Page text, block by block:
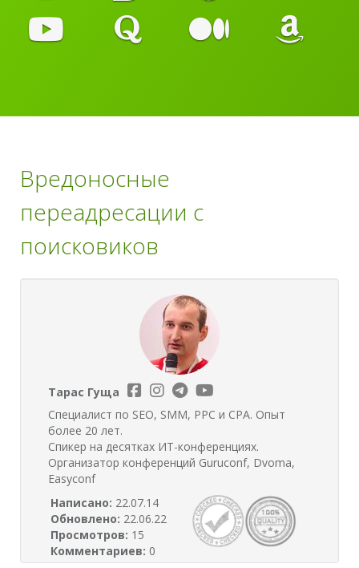
Вредоносные
переадресации с
поисковиков
Тарас Гуща
Специалист по SEO, SMM, PPC и CPA. Опыт
более 20 лет.
Спикер на десятках ИТ-конференциях.
Организатор конференций Guruconf, Dvoma,
Easyconf
Написано: 22.07.14
Обновлено: 22.06.22
Просмотров: 15
Комментариев: 0